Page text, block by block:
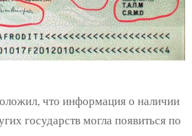
что информация о наличии
государств могла появиться по